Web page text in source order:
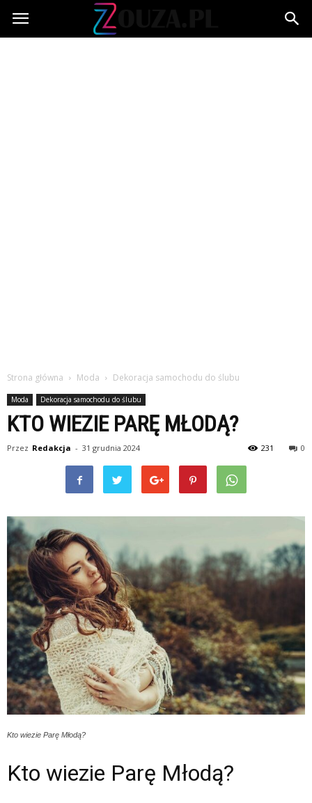
Zouza.pl
Strona główna Moda Dekoracja samochodu do ślubu
Moda Dekoracja samochodu do ślubu
KTO WIEZIE PARĘ MŁODĄ?
Przez Redakcja - 31 grudnia 2024 0
231
Kto wiezie Parę Młodą?
Kto wiezie Parę Młodą?